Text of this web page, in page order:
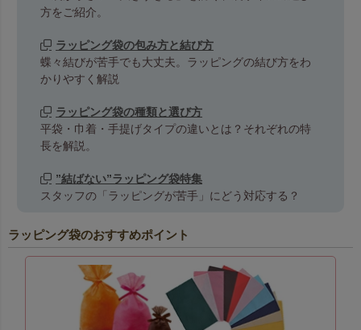
方をご紹介。
ラッピング袋の包み方と結び方
蝶々結びが苦手でも大丈夫。ラッピングの結び方をわ
かりやすく解説
ラッピング袋の種類と選び方
平袋・巾着・手提げタイプの違いとは？それぞれの特
長を解説。
”結ばない”ラッピング袋特集
スタッフの「ラッピングが苦手」にどう対応する？
ラッピング袋のおすすめポイント